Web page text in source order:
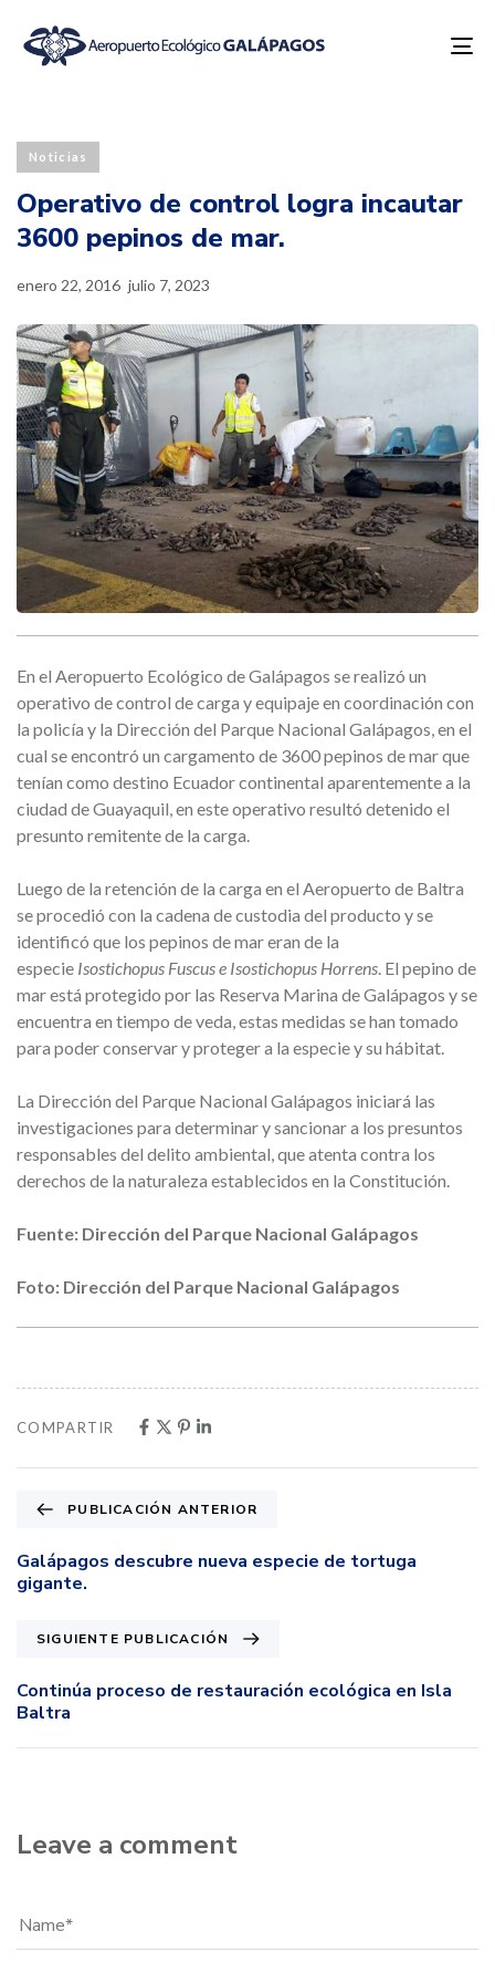
IN:
Noticias
Operativo de control logra incautar
3600 pepinos de mar.
on:
enero 22, 2016
updated:
julio 7, 2023
En el Aeropuerto Ecológico de Galápagos se realizó un
operativo de control de carga y equipaje en coordinación con
la policía y la Dirección del Parque Nacional Galápagos, en el
cual se encontró un cargamento de 3600 pepinos de mar que
tenían como destino Ecuador continental aparentemente a la
ciudad de Guayaquil, en este operativo resultó detenido el
presunto remitente de la carga.
Luego de la retención de la carga en el Aeropuerto de Baltra
se procedió con la cadena de custodia del producto y se
identificó que los pepinos de mar eran de la
especie Isostichopus Fuscus e Isostichopus Horrens. El pepino de
mar está protegido por las Reserva Marina de Galápagos y se
encuentra en tiempo de veda, estas medidas se han tomado
para poder conservar y proteger a la especie y su hábitat.
La Dirección del Parque Nacional Galápagos iniciará las
investigaciones para determinar y sancionar a los presuntos
responsables del delito ambiental, que atenta contra los
derechos de la naturaleza establecidos en la Constitución.
Fuente: Dirección del Parque Nacional Galápagos
Foto: Dirección del Parque Nacional Galápagos
COMPARTIR
PUBLICACIÓN ANTERIOR
Galápagos descubre nueva especie de tortuga
gigante.
SIGUIENTE PUBLICACIÓN
Continúa proceso de restauración ecológica en Isla
Baltra
Leave a comment